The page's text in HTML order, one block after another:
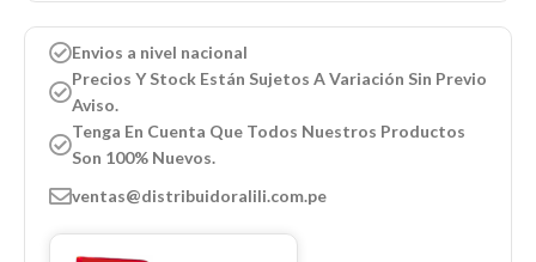
Envios a nivel nacional
Precios Y Stock Están Sujetos A Variación Sin Previo
Aviso.
Tenga En Cuenta Que Todos Nuestros Productos
Son 100% Nuevos.
ventas@distribuidoralili.com.pe